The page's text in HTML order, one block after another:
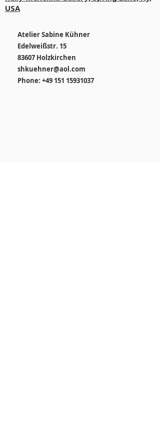
USA
Atelier Sabine Kühner
Edelweißstr. 15
83607 Holzkirchen
shkuehner@aol.com
Phone: +49 151 15931037